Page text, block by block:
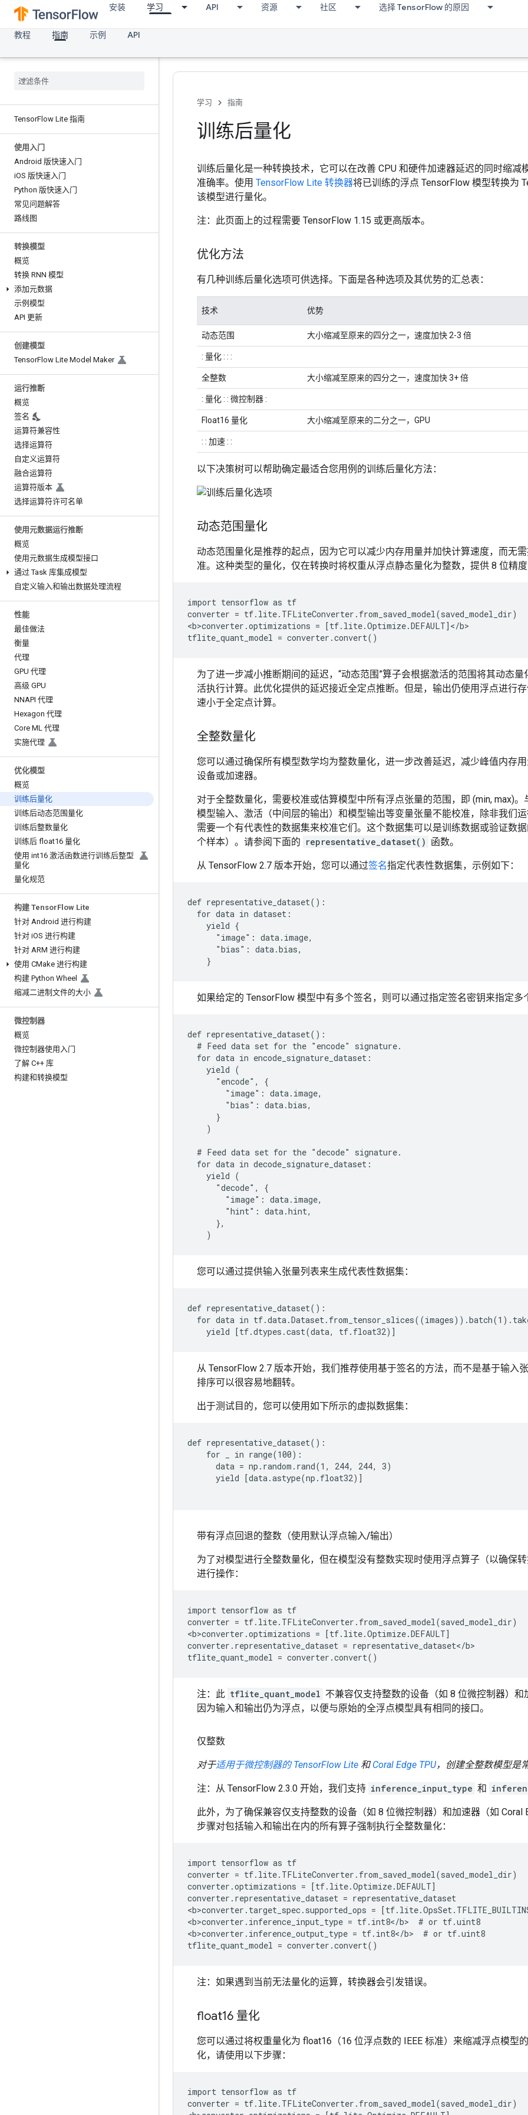
安装 学习 API 资源 社区 选择 TensorFlow 的原因
教程
指南 示例 API
TensorFlow Lite 指南
使用入门
Android 版快速入门
iOS 版快速入门
Python 版快速入门
常见问题解答
路线图
转换模型
概览
转换 RNN 模型
添加元数据
示例模型
API 更新
创建模型
TensorFlow Lite Model Maker
运行推断
概览
签名
运算符兼容性
选择运算符
自定义运算符
融合运算符
运算符版本
选择运算符许可名单
使用元数据运行推断
概览
使用元数据生成模型接口
通过 Task 库集成模型
自定义输入和输出数据处理流程
性能
最佳做法
衡量
代理
GPU 代理
高级 GPU
NNAPI 代理
Hexagon 代理
Core ML 代理
实施代理
优化模型
概览
训练后量化
训练后动态范围量化
训练后整数量化
训练后 float16 量化
使用 int16 激活函数进行训练后整型
量化
量化规范
构建 TensorFlow Lite
针对 Android 进行构建
针对 iOS 进行构建
针对 ARM 进行构建
使用 CMake 进行构建
构建 Python Wheel
缩减二进制文件的大小
微控制器
概览
微控制器使用入门
了解 C++ 库
构建和转换模型
学习 指南
训练后量化
训练后量化是一种转换技术，它可以在改善 CPU 和硬件加速器延迟的同时缩减
准确率。使用 TensorFlow Lite 转换器将已训练的浮点 TensorFlow 模型转换为
该模型进行量化。
注：此页面上的过程需要 TensorFlow 1.15 或更高版本。
优化方法
有几种训练后量化选项可供选择。下面是各种选项及其优势的汇总表：
技术 优势
动态范围 大小缩减至原来的四分之一，速度加快 2-3 倍
: 量化 : : :
全整数 大小缩减至原来的四分之一，速度加快 3+ 倍
: 量化 : : 微控制器 :
Float16 量化 大小缩减至原来的二分之一，GPU
: : 加速 : :
以下决策树可以帮助确定最适合您用例的训练后量化方法：
动态范围量化
动态范围量化是推荐的起点，因为它可以减少内存用量并加快计算速度，而无
准。这种类型的量化，仅在转换时将权重从浮点静态量化为整数，提供 8 位精度
import tensorflow as tf
converter = tf.lite.TFLiteConverter.from_saved_model(saved_model_dir)
<b>converter.optimizations = [tf.lite.Optimize.DEFAULT]</b>
为了进一步减小推断期间的延迟，“动态范围”算子会根据激活的范围将其动态
活执行计算。此优化提供的延迟接近全定点推断。但是，输出仍使用浮点进行
速小于全定点计算。
全整数量化
您可以通过确保所有模型数学均为整数量化，进一步改善延迟，减少峰值内存
设备或加速器。
对于全整数量化，需要校准或估算模型中所有浮点张量的范围，即 (min, max)。
模型输入、激活（中间层的输出）和模型输出等变量张量不能校准，除非我们
需要一个有代表性的数据集来校准它们。这个数据集可以是训练数据或验证数
个样本）。请参阅下面的 representative_dataset() 函数。
从 TensorFlow 2.7 版本开始，您可以通过签名指定代表性数据集，示例如下：
def representative_dataset():
  for data in dataset:
    yield {
      "image": data.image,
      "bias": data.bias,
如果给定的 TensorFlow 模型中有多个签名，则可以通过指定签名密钥来指定多
def representative_dataset():
  # Feed data set for the "encode" signature.
  for data in encode_signature_dataset:
    yield (
      "encode", {
        "image": data.image,
        "bias": data.bias,
      }
    )
  # Feed data set for the "decode" signature.
  for data in decode_signature_dataset:
    yield (
      "decode", {
        "image": data.image,
        "hint": data.hint,
      },
您可以通过提供输入张量列表来生成代表性数据集：
def representative_dataset():
for data in
从 TensorFlow 2.7 版本开始，我们推荐使用基于签名的方法，而不是基于输入
排序可以很容易地翻转。
出于测试目的，您可以使用如下所示的虚拟数据集：
def representative_dataset():
    for _ in range(100):
      data = np.random.rand(1, 244, 244, 3)
      yield [data.astype(np.float32)]
带有浮点回退的整数（使用默认浮点输入/输出）
为了对模型进行全整数量化，但在模型没有整数实现时使用浮点算子（以确保
进行操作：
import tensorflow as tf
converter = tf.lite.TFLiteConverter.from_saved_model(saved_model_dir)
<b>converter.optimizations = [tf.lite.Optimize.DEFAULT]
converter.representative_dataset = representative_dataset</b>
注：此 tflite_quant_model 不兼容仅支持整数的设备（如 8 位微控制器）和
因为输入和输出仍为浮点，以便与原始的全浮点模型具有相同的接口。
仅整数
对于适用于微控制器的 TensorFlow Lite 和Coral Edge TPU，创建全整数模型是
注：从 TensorFlow 2.3.0 开始，我们支持 inference_input_type 和
此外，为了确保兼容仅支持整数的设备（如 8 位微控制器）和加速器（如 Coral
步骤对包括输入和输出在内的所有算子强制执行全整数量化：
import tensorflow as tf
converter = tf.lite.TFLiteConverter.from_saved_model(saved_model_dir)
converter.optimizations = [tf.lite.Optimize.DEFAULT]
converter.representative_dataset = representative_dataset
<b>converter.target_spec.supported_ops =
<b>converter.inference_input_type = tf.int8</b>  # or tf.uint8
<b>converter.inference_output_type = tf.int8</b>  # or tf.uint8
注：如果遇到当前无法量化的运算，转换器会引发错误。
float16 量化
您可以通过将权重量化为 float16（16 位浮点数的 IEEE 标准）来缩减浮点模型
化，请使用以下步骤：
import tensorflow as tf
converter = tf.lite.TFLiteConverter.from_saved_model(saved_model_dir)